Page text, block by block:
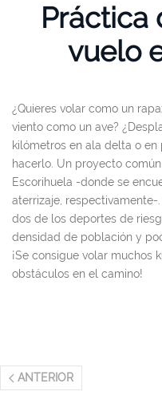
Práctica
vuelo
¿Quieres volar como un
viento como un ave?
kilómetros en ala delta o
hacerlo. Un proyecto
Escorihuela -donde se
aterrizaje,
dos de los deportes de
densidad de población y
¡Se consigue volar muchos
obstáculos en el camino!
ANTERIOR